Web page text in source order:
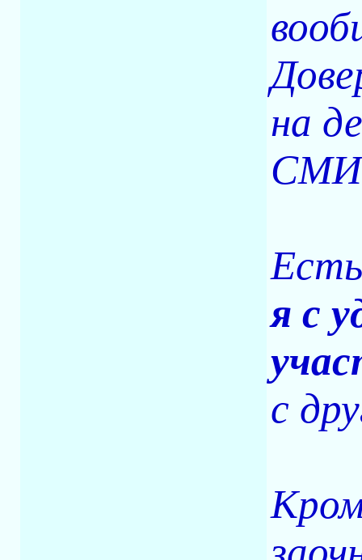
на
я с
с